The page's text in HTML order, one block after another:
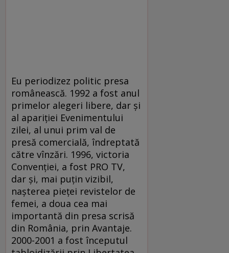
Eu periodizez politic presa
românească. 1992 a fost anul
primelor alegeri libere, dar şi
al apariţiei Evenimentului
zilei, al unui prim val de
presă comercială, îndreptată
către vînzări. 1996, victoria
Convenţiei, a fost PRO TV,
dar şi, mai puţin vizibil,
naşterea pieţei revistelor de
femei, a doua cea mai
importantă din presa scrisă
din România, prin Avantaje.
2000-2001 a fost începutul